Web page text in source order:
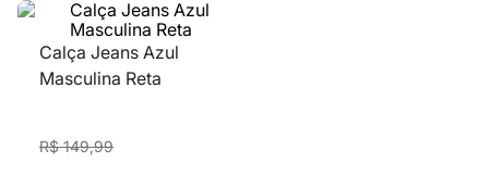
Calça Jeans Azul
Masculina Reta
R$ 149,99